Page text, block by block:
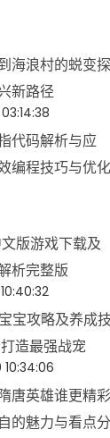
海浪村的蜕变探
新路径
代码解析与应
编程技巧与优化
版游戏下载及
析完整版
宝攻略及养成技
造最强战宠
唐英雄谁更精彩
的魅力与看点分